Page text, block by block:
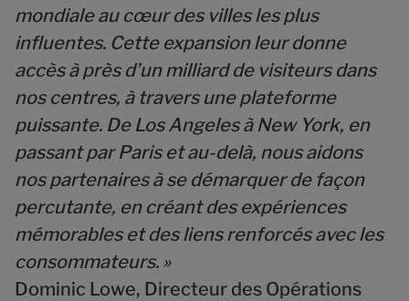
mondiale au cœur des villes les plus
influentes. Cette expansion leur donne
accès à près d’un milliard de visiteurs dans
nos centres, à travers une plateforme
puissante. De Los Angeles à New York, en
passant par Paris et au-delà, nous aidons
nos partenaires à se démarquer de façon
percutante, en créant des expériences
mémorables et des liens renforcés avec les
consommateurs. »
Dominic Lowe, Directeur des Opérations